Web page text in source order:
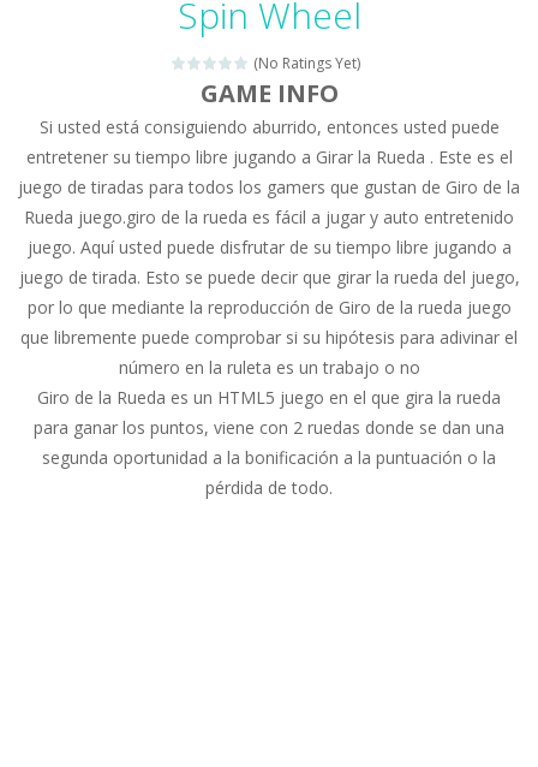
Drag N Merge - Drag N Merge is a puzzle game. Your goal is to merge two identical numbers into the next one. The bigger the number, the...
Baby Taylor Caring Story Photo
Jewel Mahjongg-Remove all shining jewels in this Mahjong game. Combine two free tiles with the same pattern of jewels. Be careful the timing!...
Baby Hazel Puzzle If you are a Baby Hazel enthusiast or like a jigsaw puzzle, don’t miss this jigsaw game. The game contains 12 pictures...
Super Fast Driver-Super Fast Driver is a brilliant driving game. In the game, you can test out your skills on either a motorbike or a sports...
Happy Flowers-This is a kind of innovated relaxation match 3 game, similar to Kai Xin Xiao Xiao Le. The players can use the mouse to move...
Burnout Extreme Car Racing- This is a cool racing and drifting game. Control your vehicle speeding through the asphalt and burn those tires performing...
Love Pig-Piggy met his true love! But she lives deep in the forest. Piggy needs to go through many difficulties just for love. Help...
Spin Wheel
(No Ratings Yet)
GAME INFO
Si usted está consiguiendo aburrido, entonces usted puede
entretener su tiempo libre jugando a Girar la Rueda . Este es el
juego de tiradas para todos los gamers que gustan de Giro de la
Rueda juego.giro de la rueda es fácil a jugar y auto entretenido
juego. Aquí usted puede disfrutar de su tiempo libre jugando a
juego de tirada. Esto se puede decir que girar la rueda del juego,
por lo que mediante la reproducción de Giro de la rueda juego
que libremente puede comprobar si su hipótesis para adivinar el
número en la ruleta es un trabajo o no
Giro de la Rueda es un HTML5 juego en el que gira la rueda
para ganar los puntos, viene con 2 ruedas donde se dan una
segunda oportunidad a la bonificación a la puntuación o la
pérdida de todo.